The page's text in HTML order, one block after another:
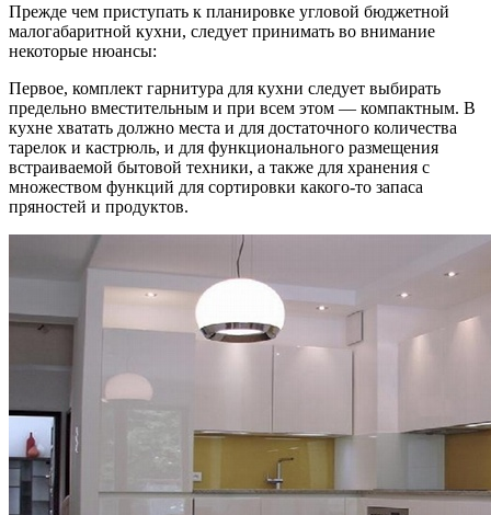
Прежде чем приступать к планировке угловой бюджетной
малогабаритной кухни, следует принимать во внимание
некоторые нюансы:
Первое, комплект гарнитура для кухни следует выбирать
предельно вместительным и при всем этом — компактным. В
кухне хватать должно места и для достаточного количества
тарелок и кастрюль, и для функционального размещения
встраиваемой бытовой техники, а также для хранения с
множеством функций для сортировки какого-то запаса
пряностей и продуктов.